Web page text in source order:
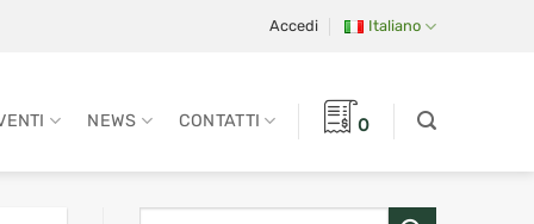
Accedi Italiano
NEWS CONTATTI 0